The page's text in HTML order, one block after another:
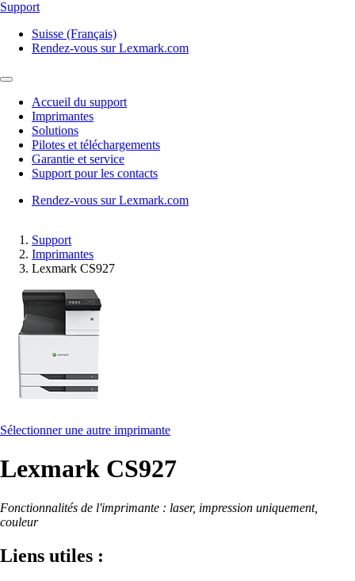
Support
Suisse (Français)
Rendez-vous sur Lexmark.com
Accueil du support
Imprimantes
Solutions
Pilotes et téléchargements
Garantie et service
Support pour les contacts
Rendez-vous sur Lexmark.com
Support
Imprimantes
Lexmark CS927
Sélectionner une autre imprimante
Lexmark CS927
Fonctionnalités de l'imprimante : laser, impression uniquement,
couleur
Liens utiles :